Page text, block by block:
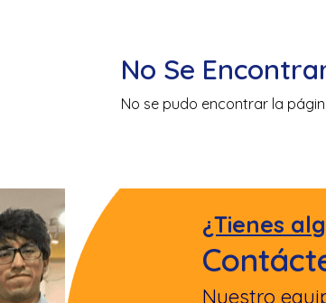
No Se
No se pudo encontrar la
¿Tienes
Nuestro